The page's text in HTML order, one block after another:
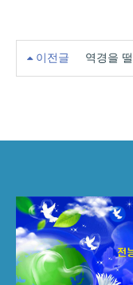
이전글 역경을